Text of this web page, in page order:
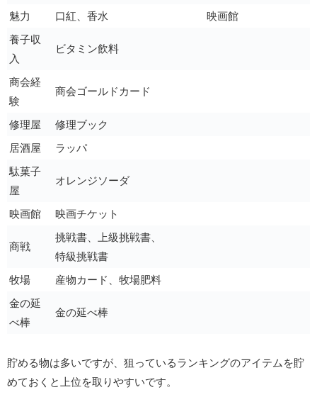
魅力 口紅、香水
映画館
養子収
入
ビタミン飲料
商会経
験
商会ゴールドカード
修理屋
修理ブック
居酒屋
ラッパ
駄菓子
屋
オレンジソーダ
映画館 映画チケット
商戦
挑戦書、上級挑戦書、
特級挑戦書
牧場
産物カード、牧場肥料
金の延
べ棒
金の延べ棒
貯める物は多いですが、狙っているランキングのアイテムを貯
めておくと上位を取りやすいです。